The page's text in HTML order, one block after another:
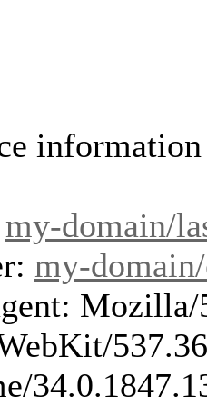
information
my-domain/
my-